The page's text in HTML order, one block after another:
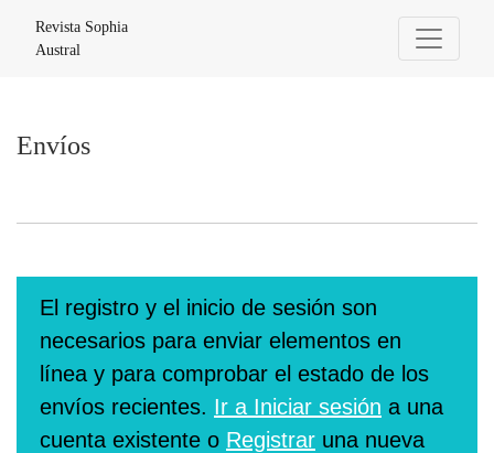
Revista Sophia
Austral
Envíos
El registro y el inicio de sesión son
necesarios para enviar elementos en
línea y para comprobar el estado de los
envíos recientes. Ir a Iniciar sesión a una
cuenta existente o Registrar una nueva